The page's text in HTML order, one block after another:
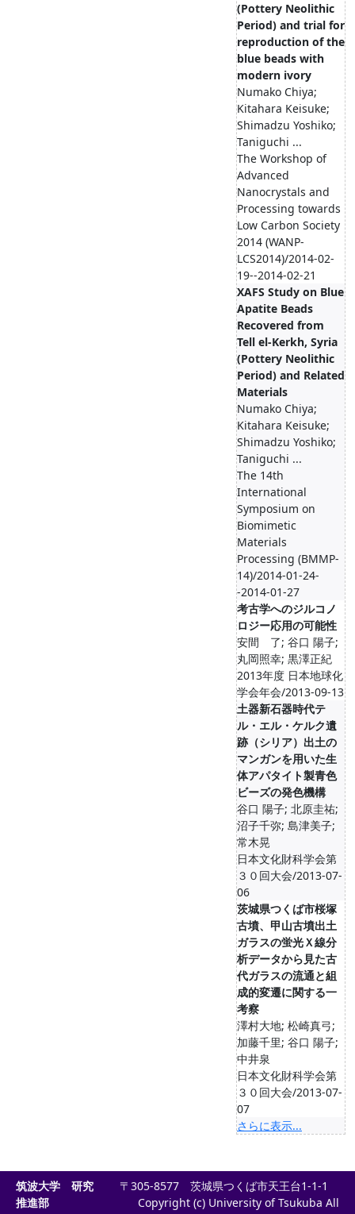
(Pottery Neolithic
Period) and trial for
reproduction of the
blue beads with
modern ivory
Numako Chiya;
Kitahara Keisuke;
Shimadzu Yoshiko;
Taniguchi ...
The Workshop of
Advanced
Nanocrystals and
Processing towards
Low Carbon Society
2014 (WANP-
LCS2014)/2014-02-
19--2014-02-21
XAFS Study on Blue
Apatite Beads
Recovered from
Tell el-Kerkh, Syria
(Pottery Neolithic
Period) and Related
Materials
Numako Chiya;
Kitahara Keisuke;
Shimadzu Yoshiko;
Taniguchi ...
The 14th
International
Symposium on
Biomimetic
Materials
Processing (BMMP-
14)/2014-01-24-
-2014-01-27
考古学へのジルコノ
ロジー応用の可能性
安間 了; 谷口 陽子;
丸岡照幸; 黒澤正紀
2013年度 日本地球化
学会年会/2013-09-13
土器新石器時代テ
ル・エル・ケルク遺
跡（シリア）出土の
マンガンを用いた生
体アパタイト製青色
ビーズの発色機構
谷口 陽子; 北原圭祐;
沼子千弥; 島津美子;
常木晃
日本文化財科学会第
３０回大会/2013-07-
06
茨城県つくば市桜塚
古墳、甲山古墳出土
ガラスの蛍光Ｘ線分
析データから見た古
代ガラスの流通と組
成的変遷に関する一
考察
澤村大地; 松崎真弓;
加藤千里; 谷口 陽子;
中井泉
日本文化財科学会第
３０回大会/2013-07-
07
さらに表示...
筑波大学 研究
推進部
〒305-8577 茨城県つくば市天王台1-1-1
Copyright (c) University of Tsukuba All